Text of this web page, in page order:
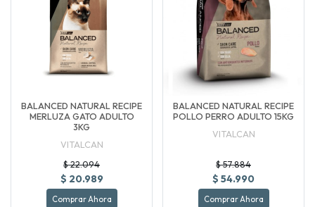
BALANCED NATURAL RECIPE
MERLUZA GATO ADULTO
3KG
VITALCAN
$ 22.094
$ 20.989
Comprar Ahora
BALANCED NATURAL RECIPE
POLLO PERRO ADULTO 15KG
VITALCAN
$ 57.884
$ 54.990
Comprar Ahora